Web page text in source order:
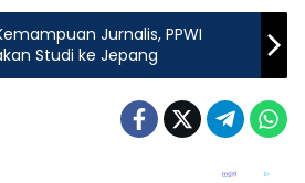
Jurnalis, PPWI
Studi ke Jepang